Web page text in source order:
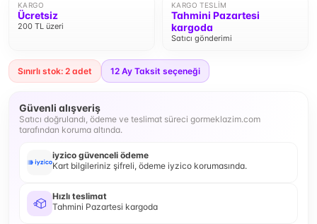
KARGO
Ücretsiz
200 TL üzeri
KARGO TESLIM
Tahmini Pazartesi
kargoda
Satıcı gönderimi
Sınırlı stok: 2 adet 12 Ay Taksit seçeneği
Güvenli alışveriş
Satıcı doğrulandı, ödeme ve teslimat süreci gormeklazim.com
tarafından koruma altında.
iyzico güvenceli ödeme
Kart bilgileriniz şifreli, ödeme iyzico korumasında.
Hızlı teslimat
Tahmini Pazartesi kargoda